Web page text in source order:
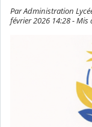
Par Administration
février 2026 14:28 -